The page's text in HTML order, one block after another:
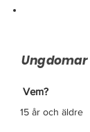
Ungdomar
Vem?
15 år och äldre